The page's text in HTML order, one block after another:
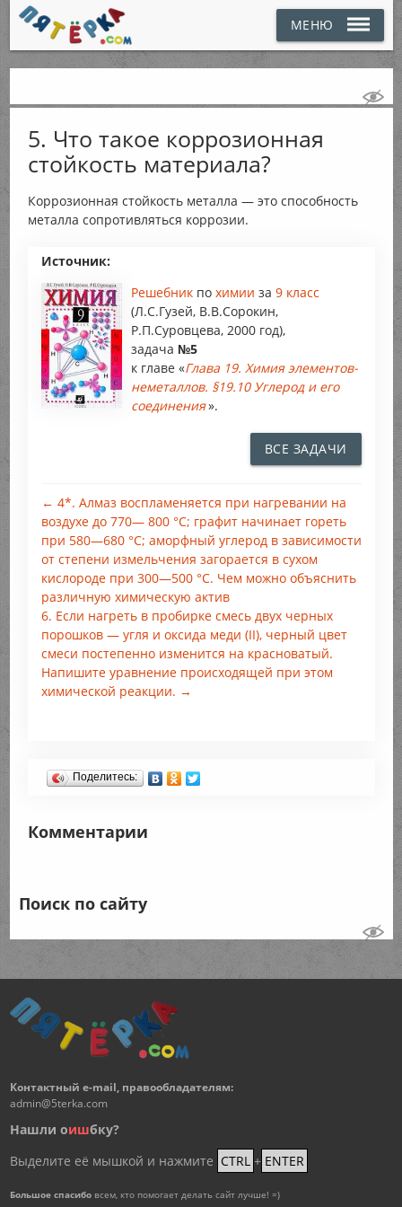
МЕНЮ
5. Что такое коррозионная
стойкость материала?
Коррозионная стойкость металла — это способность
металла сопротивляться коррозии.
Источник:
Решебник по химии за 9 класс
(Л.С.Гузей, В.В.Сорокин,
Р.П.Суровцева, 2000 год),
задача №5
к главе «Глава 19. Химия элементов-
неметаллов. §19.10 Углерод и его
соединения».
ВСЕ ЗАДАЧИ
← 4*. Алмаз воспламеняется при нагревании на
воздухе до 770— 800 °С; графит начинает гореть
при 580—680 °С; аморфный углерод в зависимости
от степени измельчения загорается в сухом
кислороде при 300—500 °С. Чем можно объяснить
различную химическую актив
6. Если нагреть в пробирке смесь двух черных
порошков — угля и оксида меди (II), черный цвет
смеси постепенно изменится на красноватый.
Напишите уравнение происходящей при этом
химической реакции. →
Поделитесь:
Комментарии
Поиск по сайту
Контактный e-mail, правообладателям:
admin@5terka.com
Нашли оишбку?
Выделите её мышкой и нажмите CTRL + ENTER
Большое спасибовсем, кто помогает делать сайт лучше! =)